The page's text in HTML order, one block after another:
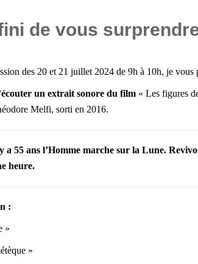
de vous
des 20 et 21 juillet 2024 de 9h à 10h, je vous
un extrait sonore du film « Les figures
Melfi, sorti en 2016.
a 55 ans l’Homme marche sur la Lune.
heure.
:
»
»